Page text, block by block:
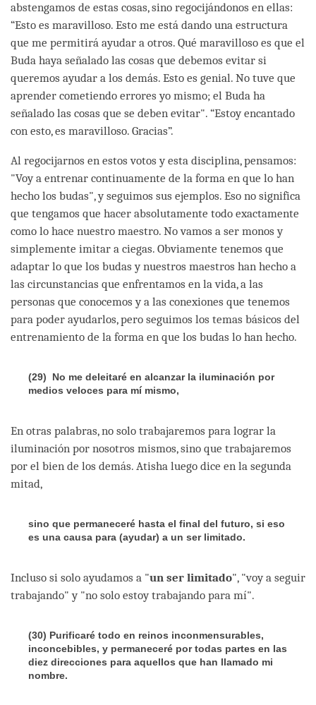
abstengamos de estas cosas, sino regocijándonos en ellas:
“Esto es maravilloso. Esto me está dando una estructura
que me permitirá ayudar a otros. Qué maravilloso es que el
Buda haya señalado las cosas que debemos evitar si
queremos ayudar a los demás. Esto es genial. No tuve que
aprender cometiendo errores yo mismo; el Buda ha
señalado las cosas que se deben evitar". “Estoy encantado
con esto, es maravilloso. Gracias”.
Al regocijarnos en estos votos y esta disciplina, pensamos:
"Voy a entrenar continuamente de la forma en que lo han
hecho los budas", y seguimos sus ejemplos. Eso no significa
que tengamos que hacer absolutamente todo exactamente
como lo hace nuestro maestro. No vamos a ser monos y
simplemente imitar a ciegas. Obviamente tenemos que
adaptar lo que los budas y nuestros maestros han hecho a
las circunstancias que enfrentamos en la vida, a las
personas que conocemos y a las conexiones que tenemos
para poder ayudarlos, pero seguimos los temas básicos del
entrenamiento de la forma en que los budas lo han hecho.
(29)
No me deleitaré en alcanzar la iluminación por
medios veloces para mí mismo,
En otras palabras, no solo trabajaremos para lograr la
iluminación por nosotros mismos, sino que trabajaremos
por el bien de los demás. Atisha luego dice en la segunda
mitad,
sino que permaneceré hasta el final del futuro, si eso
es una causa para (ayudar) a un ser limitado.
Incluso si solo ayudamos a "un ser limitado", "voy a seguir
trabajando" y "no solo estoy trabajando para mí".
(30) Purificaré todo en reinos inconmensurables,
inconcebibles, y permaneceré por todas partes en las
diez direcciones para aquellos que han llamado mi
nombre.